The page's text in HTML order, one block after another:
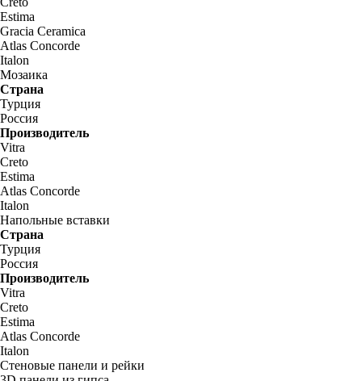
Estima
Gracia Ceramica
Atlas Concorde
Italon
Мозаика
Страна
Турция
Россия
Производитель
Vitra
Creto
Estima
Atlas Concorde
Italon
Напольные вставки
Страна
Турция
Россия
Производитель
Vitra
Creto
Estima
Atlas Concorde
Italon
Стеновые панели и рейки